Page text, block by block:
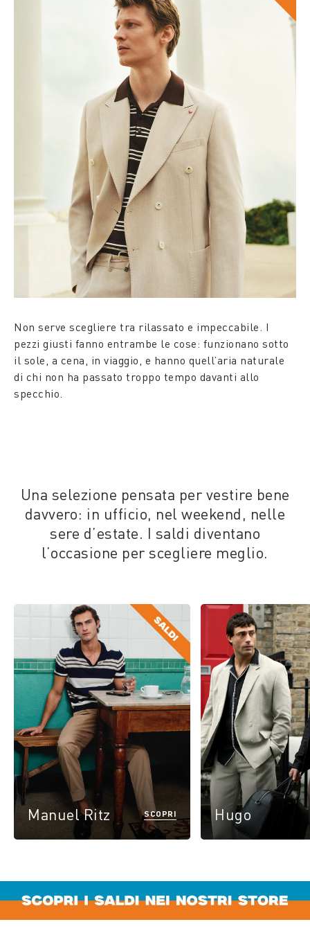
Non serve scegliere tra rilassato e impeccabile. I
pezzi giusti fanno entrambe le cose: funzionano sotto
il sole, a cena, in viaggio, e hanno quell’aria naturale
di chi non ha passato troppo tempo davanti allo
specchio.
Una selezione pensata per vestire bene
davvero: in ufficio, nel weekend, nelle
sere d’estate. I saldi diventano
l’occasione per scegliere meglio.
Manuel Ritz SCOPRI Hugo